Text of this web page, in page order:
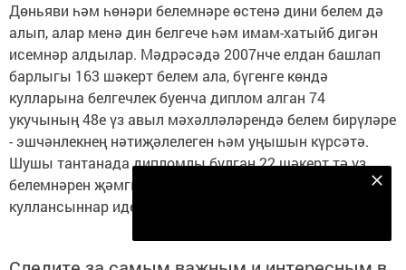
Дөньяви һәм һөнәри белемнәре өстенә дини белем дә
алып, алар менә дин белгече һәм имам-хатыйб дигән
исемнәр алдылар. Мәдрәсәдә 2007нче елдан башлап
барлыгы 163 шәкерт белем ала, бүгенге көндә
кулларына белгечлек буенча диплом алган 74
укучының 48е үз авыл мәхәлләләрендә белем бирүләре
- эшчәнлекнең нәтиҗәлелеген һәм уңышын күрсәтә.
Шушы тантанада дипломлы булган 22 шәкерт тә үз
белемнәрен җәмгыятькә файда китерүдә
куллансыннар иде дигән теләктә калыйк!